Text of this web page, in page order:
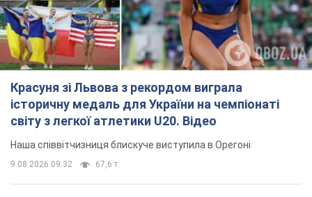
Красуня зі Львова з рекордом виграла
історичну медаль для України на чемпіонаті
світу з легкої атлетики U20. Відео
Наша співвітчизниця блискуче виступила в Орегоні
9.08.2026 09:32 67,6 т.